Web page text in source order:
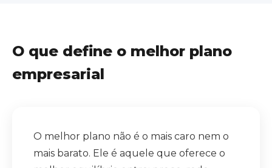
O que define o melhor plano
empresarial
O melhor plano não é o mais caro nem o
mais barato. Ele é aquele que oferece o